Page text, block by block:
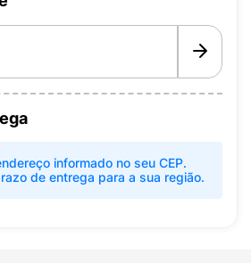
informado no seu CEP.
de entrega para a sua região.